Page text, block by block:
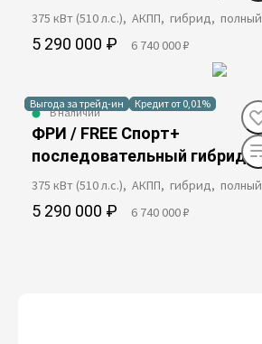
375 кВт (510 л.с.), АКПП, гибрид, полный
5 290 000 ₽ 6 740 000 ₽
Выгода за трейд-ин Кредит от 0,01%
В наличии
ФРИ / FREE Спорт+
последовательный гибрид
375 кВт (510 л.с.), АКПП, гибрид, полный
5 290 000 ₽ 6 740 000 ₽